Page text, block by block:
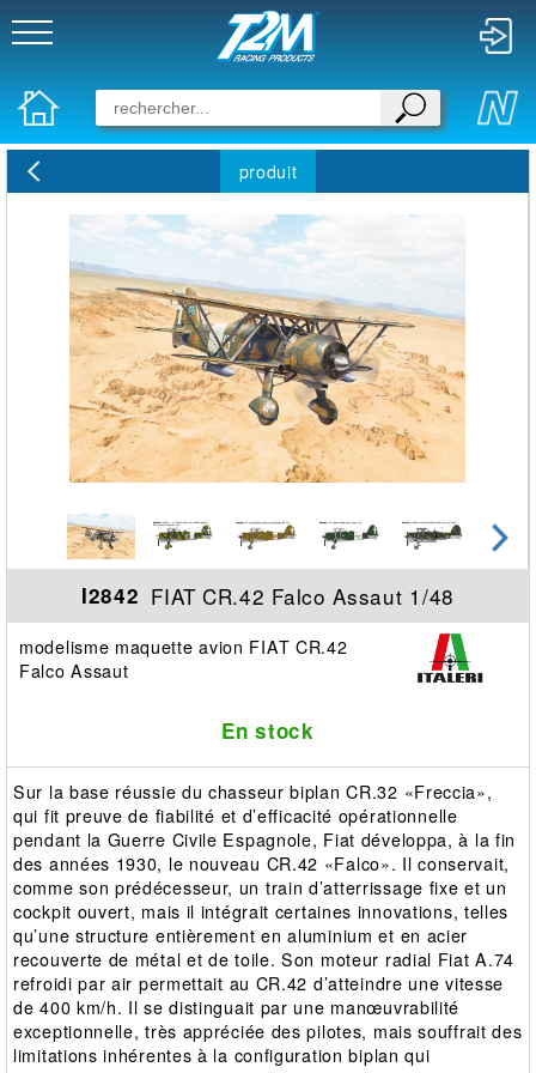
produit
I2842 FIAT CR.42 Falco Assaut 1/48
modelisme maquette avion FIAT CR.42
Falco Assaut
En stock
Sur la base réussie du chasseur biplan CR.32 «Freccia»,
qui fit preuve de fiabilité et d’efficacité opérationnelle
pendant la Guerre Civile Espagnole, Fiat développa, à la fin
des années 1930, le nouveau CR.42 «Falco». Il conservait,
comme son prédécesseur, un train d’atterrissage fixe et un
cockpit ouvert, mais il intégrait certaines innovations, telles
qu’une structure entièrement en aluminium et en acier
recouverte de métal et de toile. Son moteur radial Fiat A.74
refroidi par air permettait au CR.42 d’atteindre une vitesse
de 400 km/h. Il se distinguait par une manœuvrabilité
exceptionnelle, très appréciée des pilotes, mais souffrait des
limitations inhérentes à la configuration biplan qui